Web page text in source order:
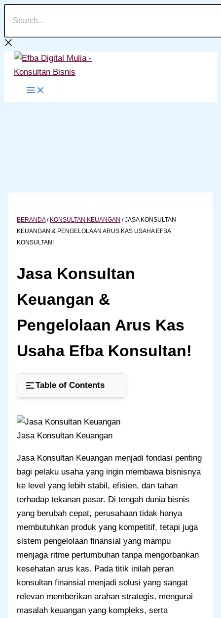
konten
Search...
BERANDA/ KONSULTAN KEUANGAN /JASA KONSULTAN
KEUANGAN & PENGELOLAAN ARUS KAS USAHA EFBA
KONSULTAN!
Jasa Konsultan
Keuangan &
Pengelolaan Arus Kas
Usaha Efba Konsultan!
Table of Contents
Jasa Konsultan Keuangan
Jasa Konsultan Keuangan menjadi fondasi penting
bagi pelaku usaha yang ingin membawa bisnisnya
ke level yang lebih stabil, efisien, dan tahan
terhadap tekanan pasar. Di tengah dunia bisnis
yang berubah cepat, perusahaan tidak hanya
membutuhkan produk yang kompetitif, tetapi juga
sistem pengelolaan finansial yang mampu
menjaga ritme pertumbuhan tanpa mengorbankan
kesehatan arus kas. Pada titik inilah peran
konsultan finansial menjadi solusi yang sangat
relevan memberikan arahan strategis, mengurai
masalah keuangan yang kompleks, serta